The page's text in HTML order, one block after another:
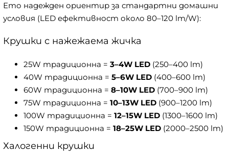
Ето надежден ориентир за стандартни домашни
условия (LED ефективност около 80–120 lm/W):
Крушки с нажежаема жичка
25W традиционна = 3–4W LED (250–400 lm)
40W традиционна = 5–6W LED (400–600 lm)
60W традиционна = 8–10W LED (700–900 lm)
75W традиционна = 10–13W LED (900–1200 lm)
100W традиционна = 12–15W LED (1300–1600 lm)
150W традиционна = 18–25W LED (2000–2500 lm)
Халогенни крушки